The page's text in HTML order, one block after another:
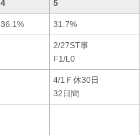
4 5
36.1% 31.7%
2/27ST事
F1/L0
4/1Ｆ休30日
32日間